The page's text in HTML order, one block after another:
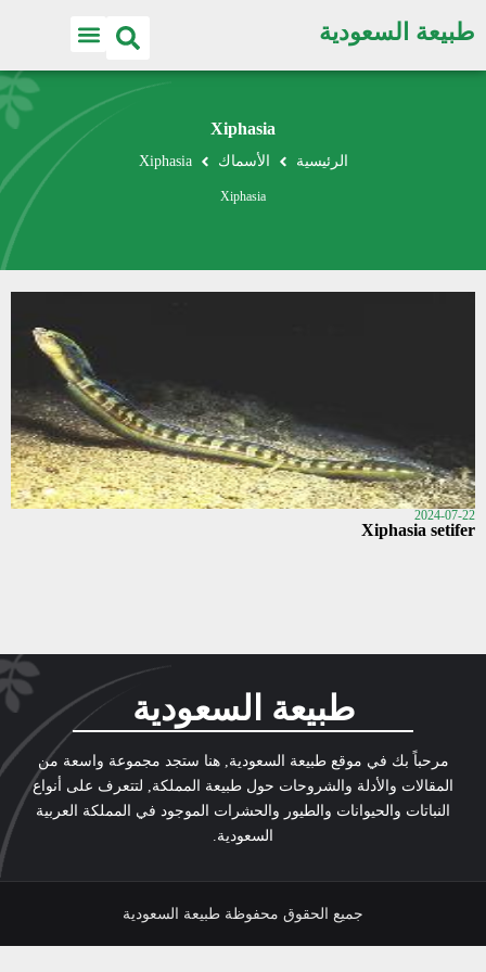
طبيعة السعودية
Xiphasia
الرئيسية الأسماك Xiphasia
Xiphasia
2024-07-22
Xiphasia setifer
طبيعة السعودية
مرحباً بك في موقع طبيعة السعودية, هنا ستجد مجموعة واسعة من
المقالات والأدلة والشروحات حول طبيعة المملكة, لتتعرف على أنواع
النباتات والحيوانات والطيور والحشرات الموجود في المملكة العربية
السعودية.
جميع الحقوق محفوظة طبيعة السعودية